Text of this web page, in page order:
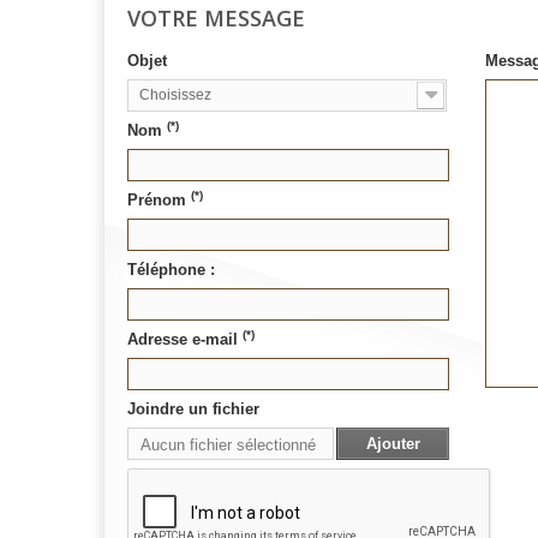
VOTRE MESSAGE
Objet
Choisissez
Nom (*)
Prénom (*)
Téléphone :
Adresse e-mail (*)
Joindre un fichier
Aucun fichier sélectionné
Ajouter